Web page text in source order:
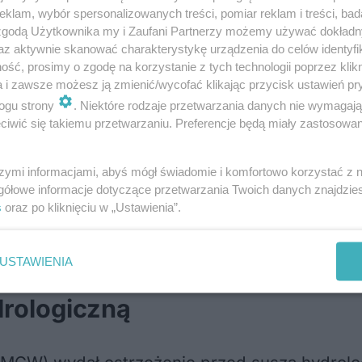
gdzie wilgotność gleby przekracza 50%.
sytuację
zasługa opadów, które w ostatnich
i wschodnie regiony są często omijane
sytuacji w głębszych warstwach gleby.
wyraźnej poprawy, ponieważ często są
odpowiednio gleby. Susze w
Jest to oczywiście spowodowane
wybór spersonalizowanych treści, pomiar reklam i treści,
Użytkownika my i Zaufani Partnerzy możemy używać
aktywnie skanować charakterystykę urządzenia do celów
prosimy o zgodę na korzystanie z tych technologii poprzez
i zawsze możesz ją zmienić/wycofać klikając przycisk ustawień
strony
. Niektóre rodzaje przetwarzania danych nie
się takiemu przetwarzaniu. Preferencje będą miały
informacjami, abyś mógł świadomie i komfortowo korzystać z
informacje dotyczące przetwarzania Twoich danych
oraz po kliknięciu w „Ustawienia”.
USTAWIENIA